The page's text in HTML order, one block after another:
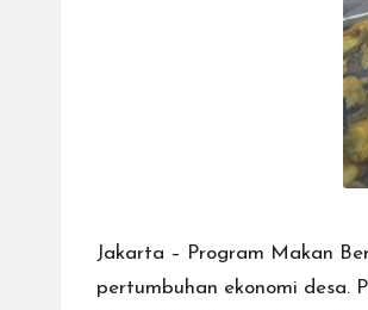
Jakarta – Program Makan
pertumbuhan ekonomi desa.